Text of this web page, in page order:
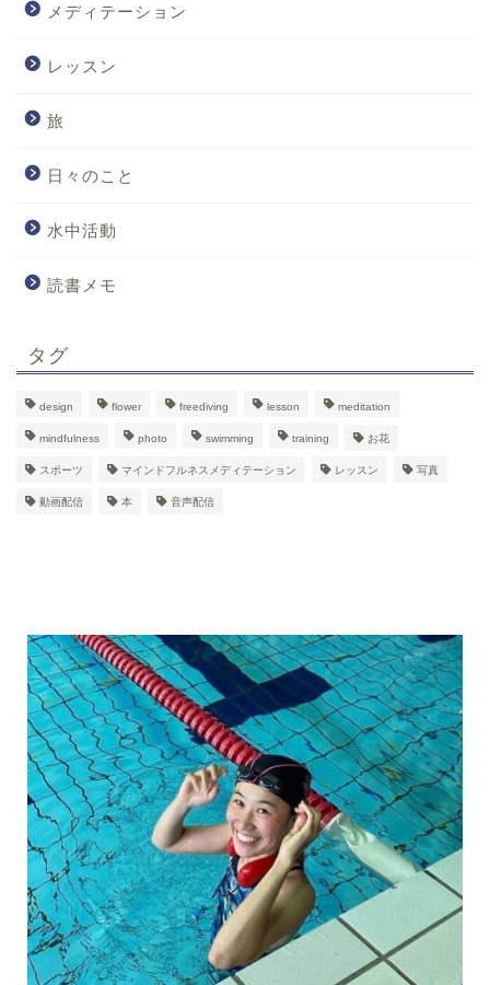
メディテーション
レッスン
旅
日々のこと
水中活動
読書メモ
タグ
design flower freediving lesson meditation
mindfulness photo swimming training お花
スポーツ マインドフルネスメディテーション レッスン 写真
動画配信 本 音声配信